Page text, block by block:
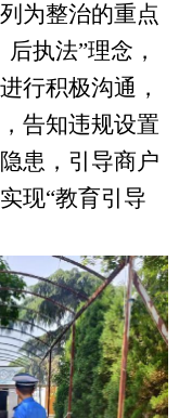
为整治的重点
后执法”理念，
行积极沟通，
，告知违规设置
患，引导商户
现“教育引导